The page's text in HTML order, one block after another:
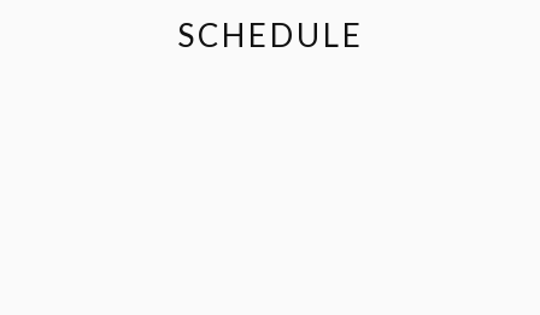
SCHEDULE